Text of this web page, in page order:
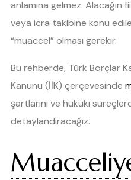
anlamına gelmez.
veya icra takibine konu
“muaccel” olması gerekir.
Bu rehberde, Türk Borçlar
Kanunu (İİK) çerçevesinde
şartlarını ve hukuki
detaylandıracağız.